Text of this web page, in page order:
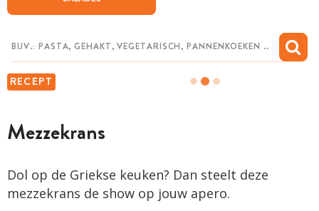
RECEPT
Mezzekrans
Dol op de Griekse keuken? Dan steelt deze
mezzekrans de show op jouw apero.
CHAT MET MAIA
MIJN BEWAARDE RECEPTEN